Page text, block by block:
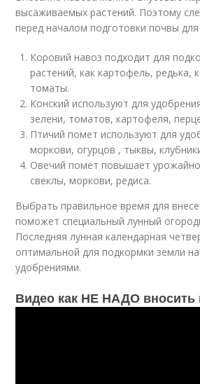
высаживаемых растений. Поэтому
перед началом подготовки почвы
Коровий навоз подходит для
растений, как картофель, редька,
томаты.
Конский используют для
зелени, томатов, картофеля,
Птичий помет используют для
моркови, огурцов , тыквы,
Овечий помет повышает
свеклы, моркови, редиса.
Выбрать правильное время для
поможет специальный лунный
Последняя лунная календарная
оптимальной для подкормки земли
удобрениями.
Видео как НЕ НАДО вносить